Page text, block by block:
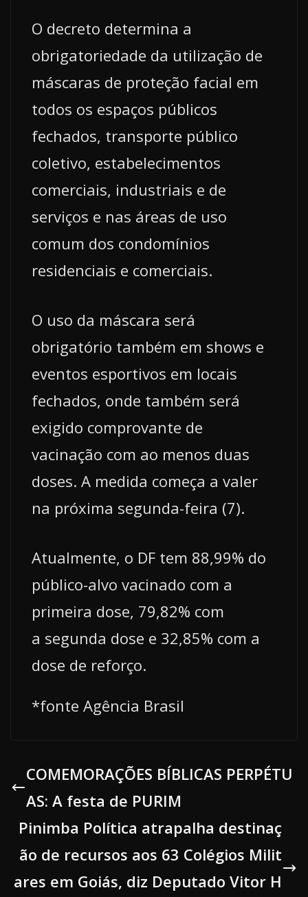
O decreto determina a
obrigatoriedade da utilização de
máscaras de proteção facial em
todos os espaços públicos
fechados, transporte público
coletivo, estabelecimentos
comerciais, industriais e de
serviços e nas áreas de uso
comum dos condomínios
residenciais e comerciais.
O uso da máscara será
obrigatório também em shows e
eventos esportivos em locais
fechados, onde também será
exigido comprovante de
vacinação com ao menos duas
doses. A medida começa a valer
na próxima segunda-feira (7).
Atualmente, o DF tem 88,99% do
público-alvo vacinado com a
primeira dose, 79,82% com
a segunda dose e 32,85% com a
dose de reforço.
*fonte Agência Brasil
COMEMORAÇÕES BÍBLICAS PERPÉTU
AS: A festa de PURIM
Pinimba Política atrapalha destinaç
ão de recursos aos 63 Colégios Milit
ares em Goiás, diz Deputado Vitor H